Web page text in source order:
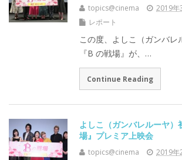
topics@cinema
2019年
レポート
この度、よしこ（ガンバレ
『B の戦場』が、…
Continue Reading
よしこ（ガンバレルーヤ）
場』プレミア上映会
topics@cinema 2019年